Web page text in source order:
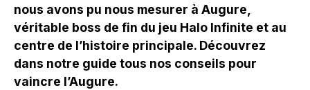
nous avons pu nous mesurer à Augure,
véritable boss de fin du jeu Halo Infinite et au
centre de l’histoire principale. Découvrez
dans notre guide tous nos conseils pour
vaincre l’Augure.